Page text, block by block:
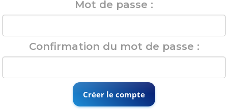
Mot de passe :
Confirmation du mot de passe :
Créer le compte